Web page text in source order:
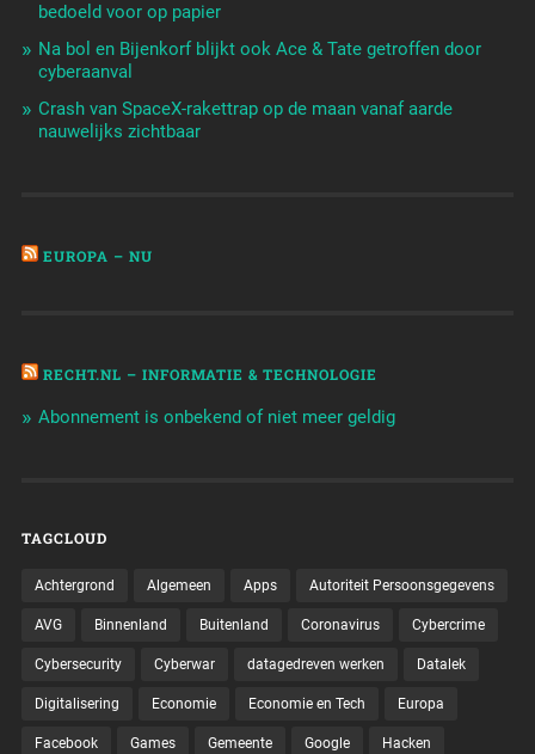
bedoeld voor op papier
Na bol en Bijenkorf blijkt ook Ace & Tate getroffen door
cyberaanval
Crash van SpaceX-rakettrap op de maan vanaf aarde
nauwelijks zichtbaar
EUROPA – NU
RECHT.NL – INFORMATIE & TECHNOLOGIE
Abonnement is onbekend of niet meer geldig
TAGCLOUD
Achtergrond Algemeen Apps Autoriteit Persoonsgegevens
AVG Binnenland Buitenland Coronavirus Cybercrime
Cybersecurity Cyberwar datagedreven werken Datalek
Digitalisering Economie Economie en Tech Europa
Facebook Games Gemeente Google Hacken